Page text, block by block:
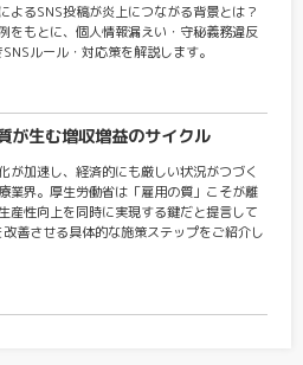
よるSNS投稿が炎上につながる背景とは？
をもとに、個人情報漏えい・守秘義務違反
ルール・対応策を解説します。
が生む増収増益のサイクル
が加速し、経済的にも厳しい状況がつづく
業界。厚生労働省は「雇用の質」こそが離
産性向上を同時に実現する鍵だと提言して
善させる具体的な施策ステップをご紹介し